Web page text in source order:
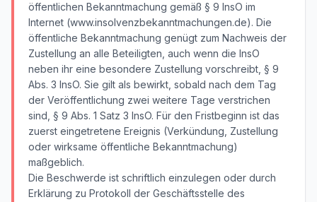
öffentlichen Bekanntmachung gemäß § 9 InsO im
Internet (www.insolvenzbekanntmachungen.de). Die
öffentliche Bekanntmachung genügt zum Nachweis der
Zustellung an alle Beteiligten, auch wenn die InsO
neben ihr eine besondere Zustellung vorschreibt, § 9
Abs. 3 InsO. Sie gilt als bewirkt, sobald nach dem Tag
der Veröffentlichung zwei weitere Tage verstrichen
sind, § 9 Abs. 1 Satz 3 InsO. Für den Fristbeginn ist das
zuerst eingetretene Ereignis (Verkündung, Zustellung
oder wirksame öffentliche Bekanntmachung)
maßgeblich.
Die Beschwerde ist schriftlich einzulegen oder durch
Erklärung zu Protokoll der Geschäftsstelle des